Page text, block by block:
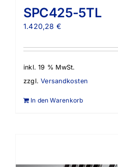
SPC425-5TL
1.420,28 €
inkl. 19 % MwSt.
zzgl.Versandkosten
In den Warenkorb